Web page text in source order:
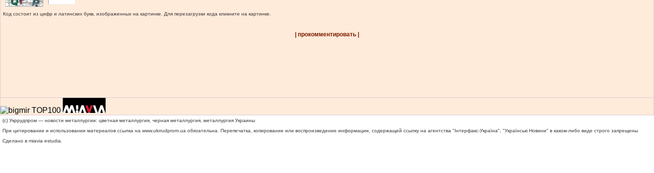
Код состоит из цифр и латинских букв, изображенных на картинке. Для перезагрузки кода кликните на картинке.
| прокомментировать |
(c) Укррудпром — новости металлургии: цветная металлургия, черная металлургия, металлургия Украины
При цитировании и использовании материалов ссылка на www.ukrrudprom.ua обязательна. Перепечатка, копирование или воспроизведение информации, содержащей ссылку на агентства "Iнтерфакс-Україна", "Українськi Новини" в каком-либо виде строго запрещены
Сделано в miavia estudia.